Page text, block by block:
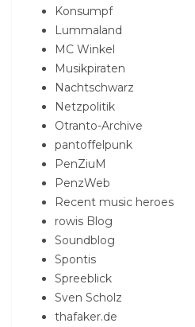
Konsumpf
Lummaland
MC Winkel
Musikpiraten
Nachtschwarz
Netzpolitik
Otranto-Archive
pantoffelpunk
PenZiuM
PenzWeb
Recent music heroes
rowis Blog
Soundblog
Spontis
Spreeblick
Sven Scholz
thafaker.de